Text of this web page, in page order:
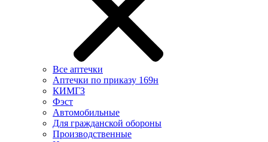
Все аптечки
Аптечки по приказу 169н
КИМГЗ
Фэст
Автомобильные
Для гражданской обороны
Производственные